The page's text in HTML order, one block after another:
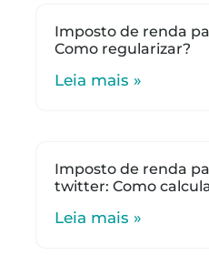
Imposto de renda
Como regularizar?
Leia mais »
Imposto de renda
twitter: Como
Leia mais »